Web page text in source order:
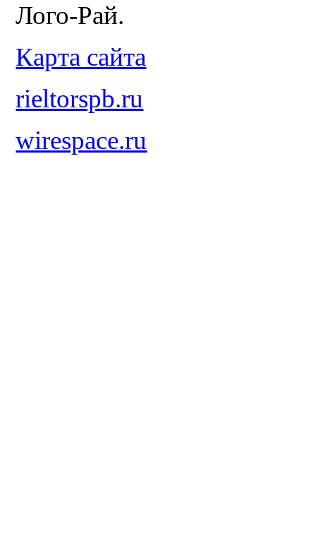
Лого-Рай.
Карта сайта
rieltorspb.ru
wirespace.ru